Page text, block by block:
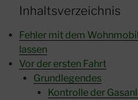
Inhaltsverzeichnis
Fehler mit dem
lassen
Vor der ersten Fahrt
Grundlegendes
Kontrolle der